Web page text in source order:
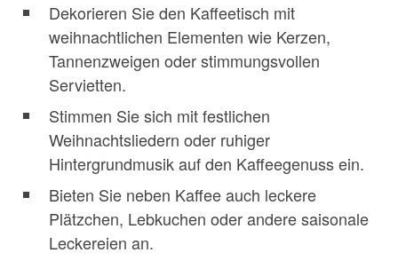
Dekorieren Sie den Kaffeetisch mit
weihnachtlichen Elementen wie Kerzen,
Tannenzweigen oder stimmungsvollen
Servietten.
Stimmen Sie sich mit festlichen
Weihnachtsliedern oder ruhiger
Hintergrundmusik auf den Kaffeegenuss ein.
Bieten Sie neben Kaffee auch leckere
Plätzchen, Lebkuchen oder andere saisonale
Leckereien an.